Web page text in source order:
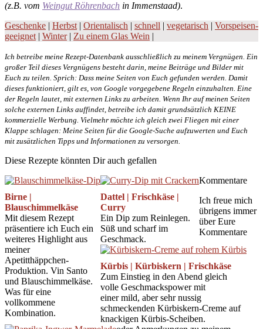
(z.B. vom Weingut Röhrenbach in Immenstaad).
Geschenke
Herbst| Orientalisch schnell vegetarisch
Vorspeisen-
geeignet| Winter| Zu einem Glas Wein
Ich betreibe meine Rezept-Datenbank ausschließlich zu meinem Vergnügen. Ein
großer Teil dieses Vergnügens besteht darin, meine Beiträge und Bilder mit
Euch zu teilen. Sprich: Dass meine Seiten von Euch gefunden werden. Damit
dieses funktioniert, gilt es, von Google vorgegebene Regeln einzuhalten. Eine
der Regeln lautet, mit externen Links zu arbeiten. Wenn Ihr auf meinen Seiten
solche externen Links auffindet, betreibe ich damit grundsätzlich KEINE
kommerzielle Werbung. Vielmehr möchte ich gleich zwei Fliegen mit einer
Klappe schlagen: Meine Seiten für die Google-Suche aufzuwerten und Euch
mit zusätzlichen Tipps und Informationen zu versorgen.
Diese Rezepte könnten Dir auch gefallen
Birne |
Blauschimmelkäse
Mit diesem Rezept
präsentiere ich Euch ein
weiteres Highlight aus
meiner
Apetitthäppchen-
Produktion. Vin Santo
und Blauschimmelkäse.
Was für eine
vollkommene
Kombination.
Dattel | Frischkäse |
Curry
Ein Dip zum Reinlegen.
Süß und scharf im
Geschmack.
Kürbis | Kürbiskern | Frischkäse
Zum Einstieg in den Abend gleich
volle Geschmackspower mit
einer mild, aber sehr nussig
schmeckenden Kürbiskern-Creme auf
knackigen Kürbis-Scheiben.
Kommentare
Ich freue mich
übrigens immer
über Eure
Kommentare